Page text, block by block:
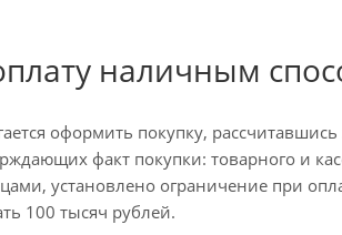
наличным
оформить покупку,
факт покупки: товарного и
установлено ограничение при
100 тысяч рублей.